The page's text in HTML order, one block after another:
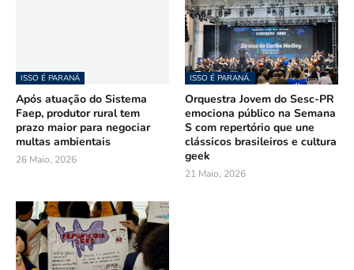
ISSO É PARANÁ
Após atuação do Sistema
Faep, produtor rural tem
prazo maior para negociar
multas ambientais
26 Maio, 2026
ISSO É PARANÁ.
Orquestra Jovem do Sesc-PR
emociona público na Semana
S com repertório que une
clássicos brasileiros e cultura
geek
21 Maio, 2026